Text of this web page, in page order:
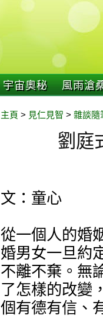
宇宙奧秘 風雨滄
主頁 > 見仁見智 > 雜談隨
劉庭
文：童心
從一個人的婚
婚男女一旦約
不離不棄。無
了怎樣的改變
個有德有信、